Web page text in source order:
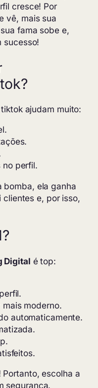
cresce! Por
vê, mais sua
fama sobe e,
sucesso!
ajudam muito:
no perfil.
bomba, ela ganha
e, por isso,
Digital é top:
mais moderno.
automaticamente.
Portanto, escolha a
segurança.